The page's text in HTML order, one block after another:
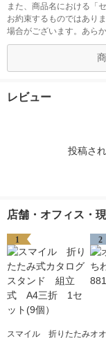
また、商品名における「
お約束するものではあり
場合がございます。あら
レビュー
投稿さ
店舗・オフィス・
1
スマイル 折りたたみ
2
オ